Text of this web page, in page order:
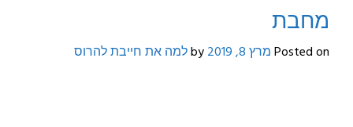
מחבת
Posted onמרץ 8, 2019 למה את חייבת להרוס